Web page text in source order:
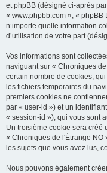
et phpBB (désigné ci-après
« www.phpbb.com », «
n’importe quelle information
d’utilisation de votre part
Vos informations sont
naviguant sur « Chroniques
certain nombre de cookies,
les fichiers temporaires du
premiers cookies ne
par « user-id ») et un
« session-id »), qui vous sont
Un troisième cookie sera créé
« Chroniques de l'Étrange NO
les sujets que vous avez lus,
Nous pouvons également